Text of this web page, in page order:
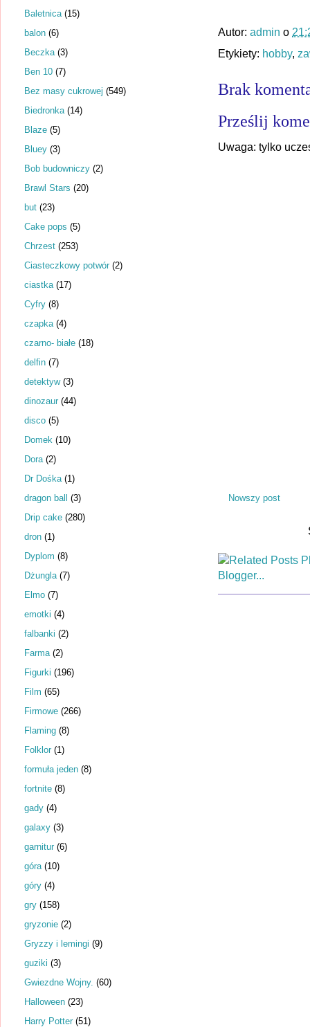
Autor: admin o
Etykiety: hobby,
Brak
Prześlij
Uwaga: tylko
Nowszy post
Baletnica (15)
balon (6)
Beczka (3)
Ben 10 (7)
Bez masy cukrowej (549)
Biedronka (14)
Blaze (5)
Bluey (3)
Bob budowniczy (2)
Brawl Stars (20)
but (23)
Cake pops (5)
Chrzest (253)
Ciasteczkowy potwór (2)
ciastka (17)
Cyfry (8)
czapka (4)
czarno- białe (18)
delfin (7)
detektyw (3)
dinozaur (44)
disco (5)
Domek (10)
Dora (2)
Dr Dośka (1)
dragon ball (3)
Drip cake (280)
dron (1)
Dyplom (8)
Dżungla (7)
Elmo (7)
emotki (4)
falbanki (2)
Farma (2)
Figurki (196)
Film (65)
Firmowe (266)
Flaming (8)
Folklor (1)
formuła jeden (8)
fortnite (8)
gady (4)
galaxy (3)
garnitur (6)
góra (10)
góry (4)
gry (158)
gryzonie (2)
Gryzzy i lemingi (9)
guziki (3)
Gwiezdne Wojny. (60)
Halloween (23)
Harry Potter (51)